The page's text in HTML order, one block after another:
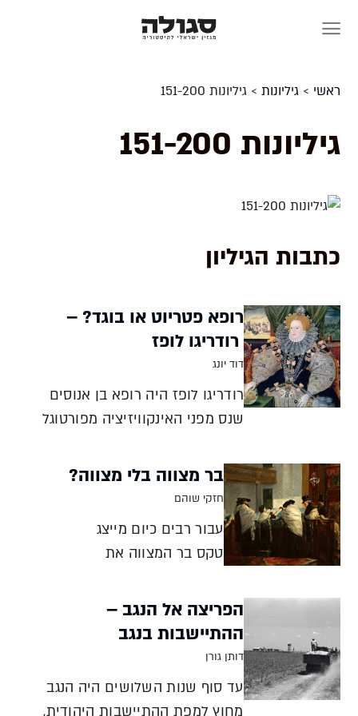
ראשי >גיליונות >גיליונות 151-200
גיליונות 151-200
כתבות הגיליון
רופא פטריוט או בוגד? –
רודריגו לופז
דוד יונג
רודריגו לופז היה רופא בן אנוסים
שנס מפני האינקוויזיציה מפורטוגל
אליזבת הראשונה. האם מעורבותו
בפוליטיקה הייתה ניסיון להגן על
המלכה אליזבת במלחמתה נגד ספרד,
או שהוא היה סוכן כפול שזמם
להרעיל אותה? דוד יונג
בר מצווה בלי מצווה?
חזקי שוהם
עבור רבים כיום מייצג
טקס בר המצווה את
לא תמיד חגגו אותו. מתי
ואיך נוצרו טקסי בר
המצווה ובת המצווה,
מקפידים על מצוות
הפריצה אל הנגב –
ההתיישבות בנגב
דותן גורן
עד סוף שנות השלושים היה הנגב
מחוץ למפת ההתיישבות היהודית,